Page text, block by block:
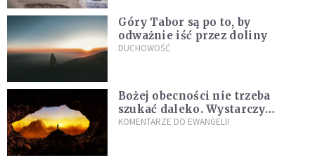
Góry Tabor są po to, by
odważnie iść przez doliny
DUCHOWOŚĆ
Bożej obecności nie trzeba
szukać daleko. Wystarczy
nauczyć się słuchać
KOMENTARZE DO EWANGELII